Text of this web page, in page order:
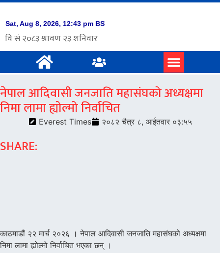
नेपाल आदिवासी जनजाति महासंघको अध्यक्षमा
निमा लामा ह्योल्मो निर्वाचित
Everest Times २०८२ चैत्र ८, आईतवार ०३:५५
SHARE:
काठमाडौं २२ मार्च २०२६ । नेपाल आदिवासी जनजाति महासंघको अध्यक्षमा
निमा लामा ह्योल्मो निर्वाचित भएका छन् ।